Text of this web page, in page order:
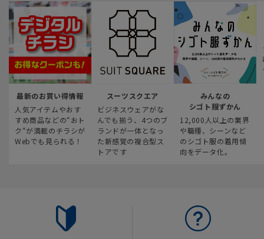
最新のお買い得情報
人気アイテムやおす
すめ商品などの“おト
ク“が満載のチラシが
Webでも見られる！
スーツスクエア
ビジネスウェアがな
んでも揃う、4つのブ
ランドが一体となっ
た新感覚の複合型ス
トアです
みんなの
シゴト服ずかん
12,000人以上の業界
や職種、シーンなど
のシゴト服の着用傾
向をデータ化。